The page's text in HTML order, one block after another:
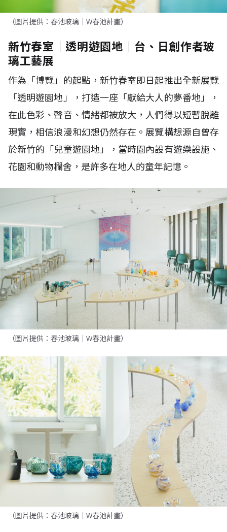
（圖片提供：春池玻璃｜W春池計畫）
新竹春室｜透明遊園地｜台、日創作者玻
璃工藝展
作為「博覽」的起點，新竹春室即日起推出全新展覽
「透明遊園地」，打造一座「獻給大人的夢番地」，
在此色彩、聲音、情緒都被放大，人們得以短暫脫離
現實，相信浪漫和幻想仍然存在。展覽構想源自曾存
於新竹的「兒童遊園地」，當時園內設有遊樂設施、
花園和動物欄舍，是許多在地人的童年記憶。
（圖片提供：春池玻璃｜W春池計畫）
（圖片提供：春池玻璃｜W春池計畫）